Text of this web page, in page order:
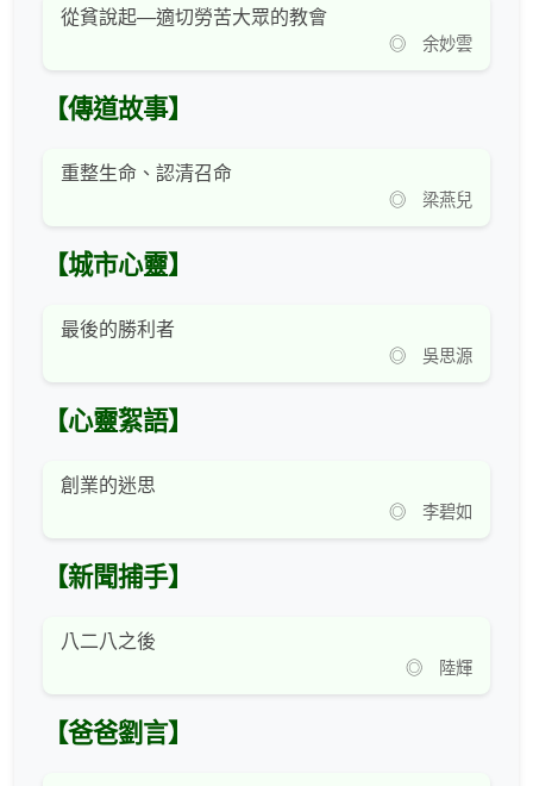
從貧說起—適切勞苦大眾的教會
◎ 余妙雲
【傳道故事】
重整生命、認清召命
◎ 梁燕兒
【城市心靈】
最後的勝利者
◎ 吳思源
【心靈絮語】
創業的迷思
◎ 李碧如
【新聞捕手】
八二八之後
◎ 陸輝
【爸爸劉言】